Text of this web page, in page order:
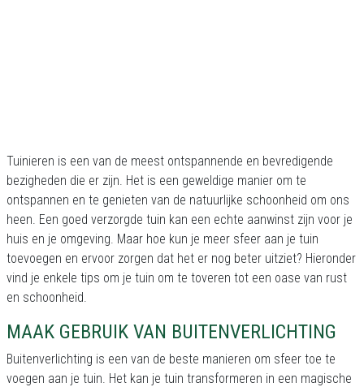
Tuinieren is een van de meest ontspannende en bevredigende
bezigheden die er zijn. Het is een geweldige manier om te
ontspannen en te genieten van de natuurlijke schoonheid om ons
heen. Een goed verzorgde tuin kan een echte aanwinst zijn voor je
huis en je omgeving. Maar hoe kun je meer sfeer aan je tuin
toevoegen en ervoor zorgen dat het er nog beter uitziet? Hieronder
vind je enkele tips om je tuin om te toveren tot een oase van rust
en schoonheid.
MAAK GEBRUIK VAN BUITENVERLICHTING
Buitenverlichting is een van de beste manieren om sfeer toe te
voegen aan je tuin. Het kan je tuin transformeren in een magische